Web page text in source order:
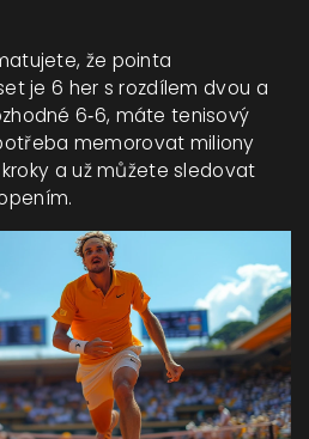
že pointa
set je 6 her s rozdílem dvou a
6‑6, máte tenisový
memorovat miliony
a už můžete sledovat